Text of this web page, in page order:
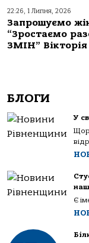
22:26, 1 Липня, 2026
Запрошуємо
“Зростаємо
ЗМІН”
БЛОГИ
У
Є